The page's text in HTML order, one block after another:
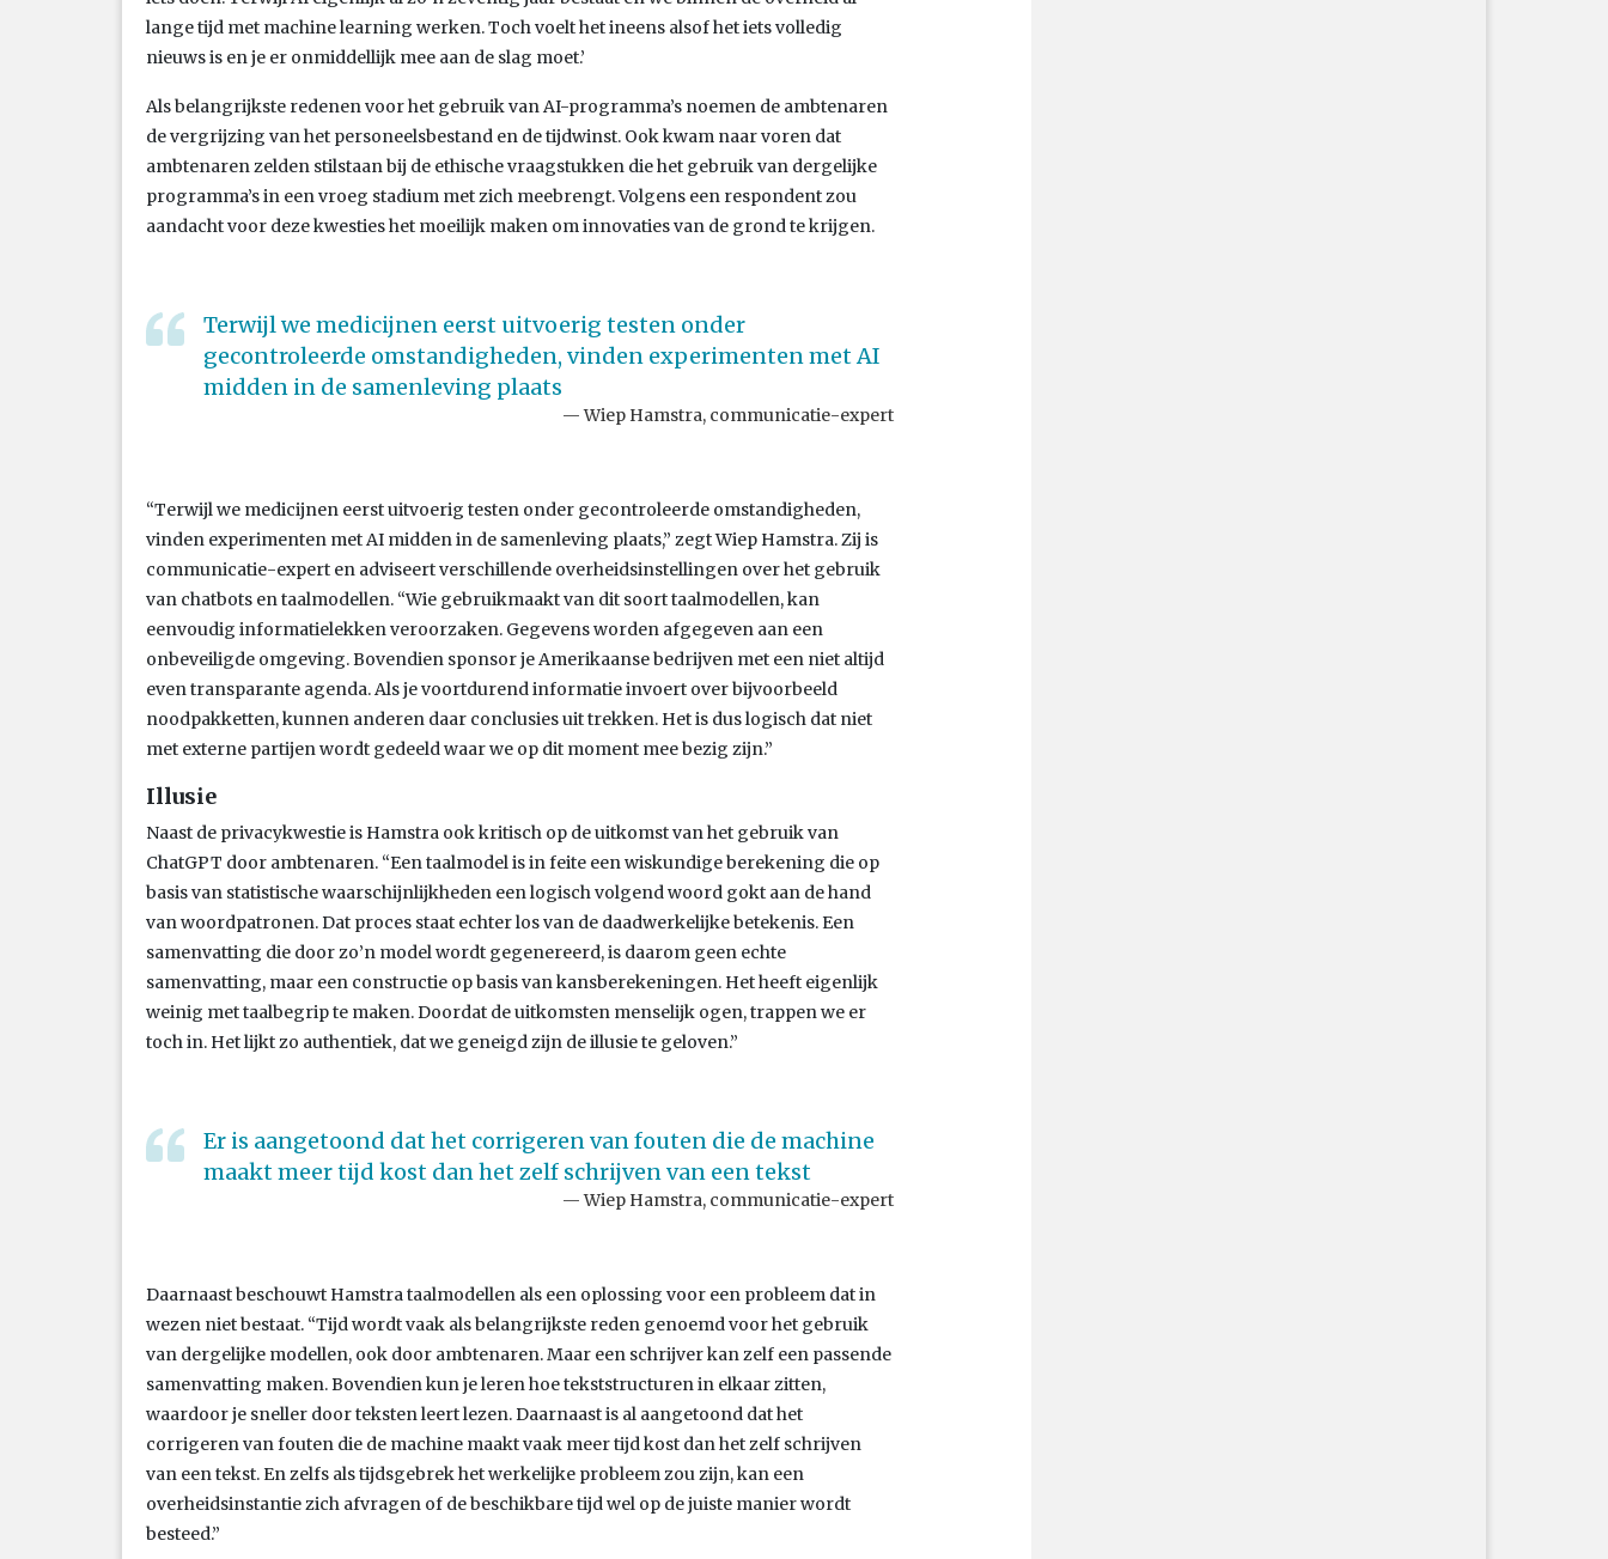
lange tijd met machine learning werken. Toch voelt het ineens alsof het iets volledig
nieuws is en je er onmiddellijk mee aan de slag moet.’
Als belangrijkste redenen voor het gebruik van AI-programma’s noemen de ambtenaren
de vergrijzing van het personeelsbestand en de tijdwinst. Ook kwam naar voren dat
ambtenaren zelden stilstaan bij de ethische vraagstukken die het gebruik van dergelijke
programma’s in een vroeg stadium met zich meebrengt. Volgens een respondent zou
aandacht voor deze kwesties het moeilijk maken om innovaties van de grond te krijgen.
Terwijl we medicijnen eerst uitvoerig testen onder
gecontroleerde omstandigheden, vinden experimenten met AI
midden in de samenleving plaats
Wiep Hamstra, communicatie-expert
“Terwijl we medicijnen eerst uitvoerig testen onder gecontroleerde omstandigheden,
vinden experimenten met AI midden in de samenleving plaats,” zegt Wiep Hamstra. Zij is
communicatie-expert en adviseert verschillende overheidsinstellingen over het gebruik
van chatbots en taalmodellen. “Wie gebruikmaakt van dit soort taalmodellen, kan
eenvoudig informatielekken veroorzaken. Gegevens worden afgegeven aan een
onbeveiligde omgeving. Bovendien sponsor je Amerikaanse bedrijven met een niet altijd
even transparante agenda. Als je voortdurend informatie invoert over bijvoorbeeld
noodpakketten, kunnen anderen daar conclusies uit trekken. Het is dus logisch dat niet
met externe partijen wordt gedeeld waar we op dit moment mee bezig zijn.”
Illusie
Naast de privacykwestie is Hamstra ook kritisch op de uitkomst van het gebruik van
ChatGPT door ambtenaren. “Een taalmodel is in feite een wiskundige berekening die op
basis van statistische waarschijnlijkheden een logisch volgend woord gokt aan de hand
van woordpatronen. Dat proces staat echter los van de daadwerkelijke betekenis. Een
samenvatting die door zo’n model wordt gegenereerd, is daarom geen echte
samenvatting, maar een constructie op basis van kansberekeningen. Het heeft eigenlijk
weinig met taalbegrip te maken. Doordat de uitkomsten menselijk ogen, trappen we er
toch in. Het lijkt zo authentiek, dat we geneigd zijn de illusie te geloven.”
Er is aangetoond dat het corrigeren van fouten die de machine
maakt meer tijd kost dan het zelf schrijven van een tekst
Wiep Hamstra, communicatie-expert
Daarnaast beschouwt Hamstra taalmodellen als een oplossing voor een probleem dat in
wezen niet bestaat. “Tijd wordt vaak als belangrijkste reden genoemd voor het gebruik
van dergelijke modellen, ook door ambtenaren. Maar een schrijver kan zelf een passende
samenvatting maken. Bovendien kun je leren hoe tekststructuren in elkaar zitten,
waardoor je sneller door teksten leert lezen. Daarnaast is al aangetoond dat het
corrigeren van fouten die de machine maakt vaak meer tijd kost dan het zelf schrijven
van een tekst. En zelfs als tijdsgebrek het werkelijke probleem zou zijn, kan een
overheidsinstantie zich afvragen of de beschikbare tijd wel op de juiste manier wordt
besteed.”